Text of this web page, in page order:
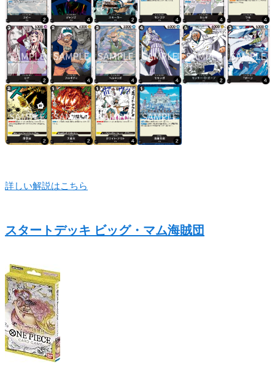
詳しい解説はこちら
スタートデッキ ビッグ・マム海賊団